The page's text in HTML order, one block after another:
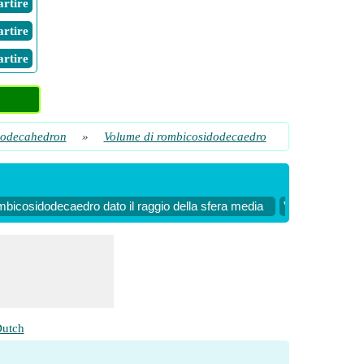
» Volume di rombicosidodecaedro
dato il raggio della sfera media Volume del